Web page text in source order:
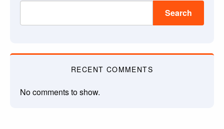
Search
RECENT COMMENTS
No comments to show.